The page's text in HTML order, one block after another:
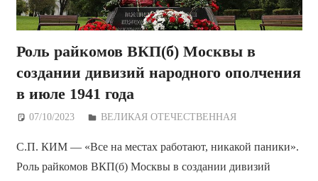
Роль райкомов ВКП(б) Москвы в
создании дивизий народного ополчения
в июле 1941 года
07/10/2023 Дежурный по Редакции
ВЕЛИКАЯ ОТЕЧЕСТВЕННАЯ
С.П. КИМ — «Все на местах работают, никакой паники».
Роль райкомов ВКП(б) Москвы в создании дивизий